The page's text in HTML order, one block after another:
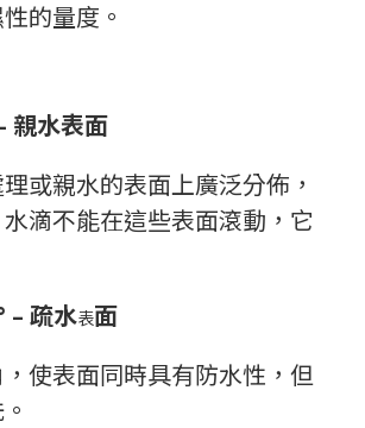
的量度。
親水表面
或親水的表面上廣泛分佈，
水滴不能在這些表面滾動，它
– 疏水表面
使表面同時具有防水性，但